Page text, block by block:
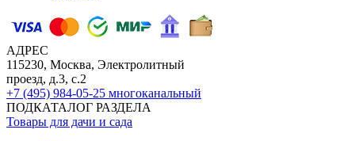
АДРЕС
115230, Москва, Электролитный
проезд, д.3, с.2
+7 (495) 984-05-25 многоканальный
ПОДКАТАЛОГ РАЗДЕЛА
Товары для дачи и сада